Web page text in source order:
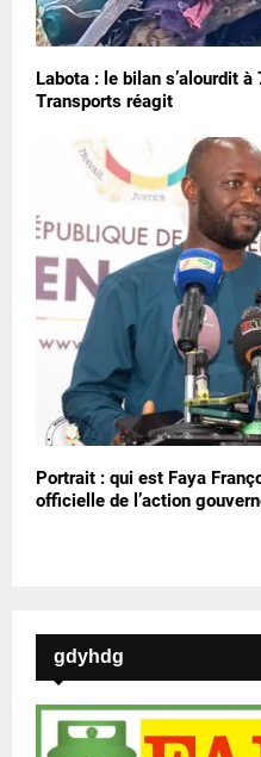
Labota : le bilan s’alourdit
Transports réagit
Portrait : qui est Faya
officielle de l’action
gdyhdg